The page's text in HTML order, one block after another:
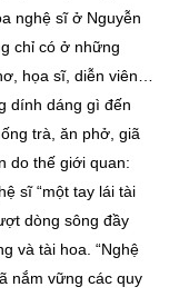
nghệ sĩ ở Nguyễn
chỉ có ở những
họa sĩ, diễn viên…
dính dáng gì đến
trà, ăn phở, giã
do thế giới quan:
sĩ “một tay lái tài
dòng sông đầy
và tài hoa. “Nghệ
nắm vững các quy